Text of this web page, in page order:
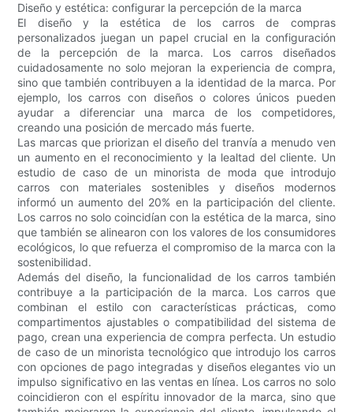
Diseño y estética: configurar la percepción de la marca
El diseño y la estética de los carros de compras
personalizados juegan un papel crucial en la configuración
de la percepción de la marca. Los carros diseñados
cuidadosamente no solo mejoran la experiencia de compra,
sino que también contribuyen a la identidad de la marca. Por
ejemplo, los carros con diseños o colores únicos pueden
ayudar a diferenciar una marca de los competidores,
creando una posición de mercado más fuerte.
Las marcas que priorizan el diseño del tranvía a menudo ven
un aumento en el reconocimiento y la lealtad del cliente. Un
estudio de caso de un minorista de moda que introdujo
carros con materiales sostenibles y diseños modernos
informó un aumento del 20% en la participación del cliente.
Los carros no solo coincidían con la estética de la marca, sino
que también se alinearon con los valores de los consumidores
ecológicos, lo que refuerza el compromiso de la marca con la
sostenibilidad.
Además del diseño, la funcionalidad de los carros también
contribuye a la participación de la marca. Los carros que
combinan el estilo con características prácticas, como
compartimentos ajustables o compatibilidad del sistema de
pago, crean una experiencia de compra perfecta. Un estudio
de caso de un minorista tecnológico que introdujo los carros
con opciones de pago integradas y diseños elegantes vio un
impulso significativo en las ventas en línea. Los carros no solo
coincidieron con el espíritu innovador de la marca, sino que